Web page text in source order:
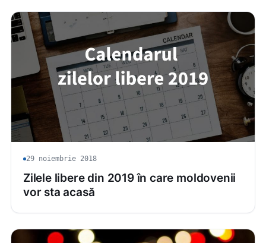
29 noiembrie 2018
Zilele libere din 2019 în care moldovenii
vor sta acasă